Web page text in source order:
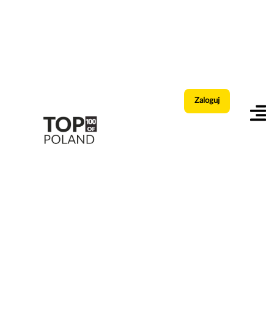
Zaloguj